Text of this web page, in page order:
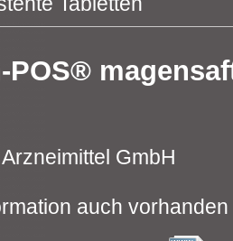
POS®
GmbH
auch vorhanden